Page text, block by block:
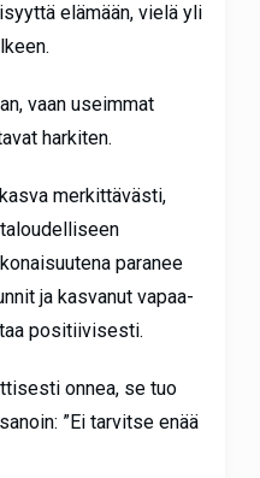
elämään, vielä yli
vaan useimmat
harkiten.
merkittävästi,
paranee
ja kasvanut vapaa-
positiivisesti.
onnea, se tuo
”Ei tarvitse enää